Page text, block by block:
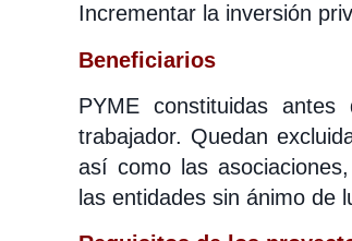
Incrementar la inversión
Beneficiarios
PYME constituidas
trabajador. Quedan
así como las
las entidades sin ánimo de